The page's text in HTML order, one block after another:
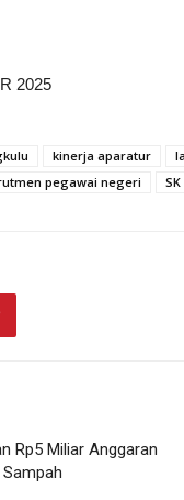
2025
kinerja aparatur
pegawai negeri SK
Rp5 Miliar Anggaran